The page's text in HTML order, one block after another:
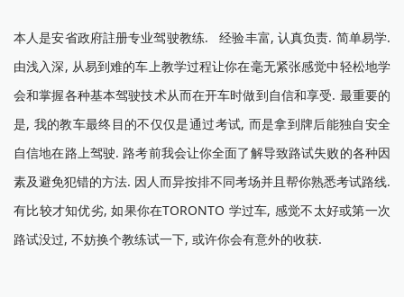
本人是安省政府註册专业驾驶教练. 经验丰富, 认真负责. 简单易学.
由浅入深, 从易到难的车上教学过程让你在毫无紧张感觉中轻松地学
会和掌握各种基本驾驶技术从而在开车时做到自信和享受. 最重要的
是, 我的教车最终目的不仅仅是通过考试, 而是拿到牌后能独自安全
自信地在路上驾驶. 路考前我会让你全面了解导致路试失败的各种因
素及避免犯错的方法. 因人而异按排不同考场并且帮你熟悉考试路线.
有比较才知优劣, 如果你在TORONTO 学过车, 感觉不太好或第一次
路试没过, 不妨换个教练试一下, 或许你会有意外的收获.